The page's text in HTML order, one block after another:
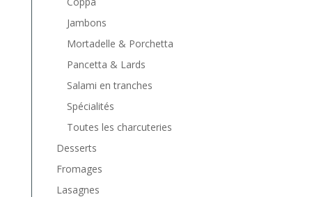
Jambons
Mortadelle & Porchetta
Pancetta & Lards
Salami en tranches
Spécialités
Toutes les charcuteries
Desserts
Fromages
Lasagnes